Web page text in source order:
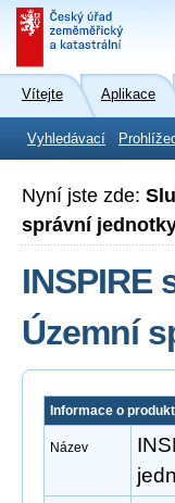
Vítejte Aplikace
Vyhledávací
Nyní jste zde:
správní
INSPIRE
Územní
Informace o
Název